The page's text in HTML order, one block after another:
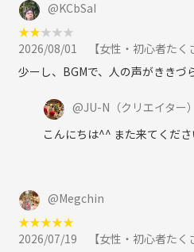
@KCbSaI
★★★★★
2026/08/01
【女性・初心者たくさん】
少ーし、BGMで、人の声がききづ
@JU-N （クリエイター）
こんにちは^^ また来てくださ
@Megchin
★★★★★
2026/07/19
【女性・初心者たくさん】